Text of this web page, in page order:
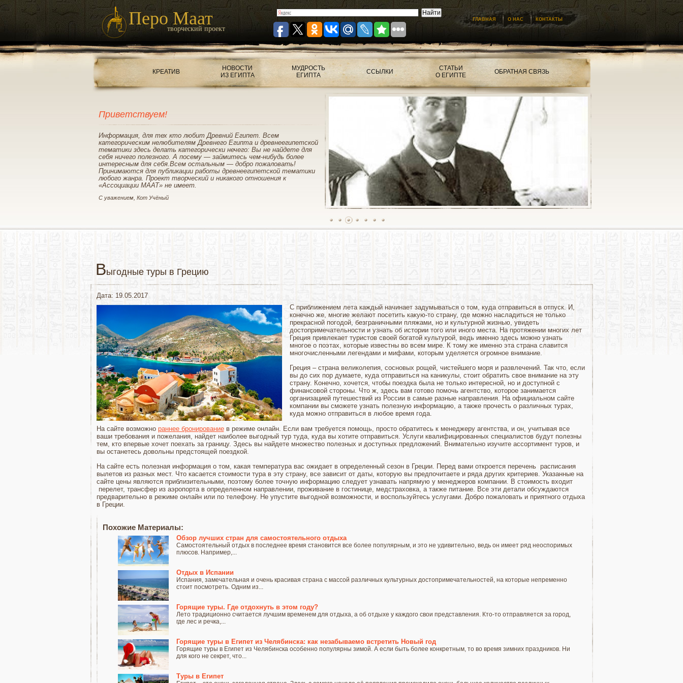
Перо Маат
творческий проект
ГЛАВНАЯ О НАС КОНТАКТЫ
КРЕАТИВ
НОВОСТИ
ИЗ ЕГИПТА
МУДРОСТЬ
ЕГИПТА
ССЫЛКИ
СТАТЬИ
О ЕГИПТЕ
ОБРАТНАЯ СВЯЗЬ
Приветствуем!
Информация, для тех кто любит Древний Египет. Всем
категорическим нелюбителям Древнего Египта и древнеегипетской
тематики здесь делать категорически нечего: Вы не найдете для
себя ничего полезного. А посему — займитесь чем-нибудь более
интересным для себя.Всем остальным — добро пожаловать!
Принимаются для публикации работы древнеегипетской тематики
любого жанра. Проект творческий и никакого отношения к
«Ассоциации МААТ» не имеет.
С уважением, Кот Учёный
1 2 3 4 5 6 7
Выгодные туры в Грецию
Дата: 19.05.2017
С приближением лета каждый начинает задумываться о том, куда отправиться в отпуск. И,
конечно же, многие желают посетить какую-то страну, где можно насладиться не только
прекрасной погодой, безграничными пляжами, но и культурной жизнью, увидеть
достопримечательности и узнать об истории того или иного места. На протяжении многих лет
Греция привлекает туристов своей богатой культурой, ведь именно здесь можно узнать
многое о поэтах, которые известны во всем мире. К тому же именно эта страна славится
многочисленными легендами и мифами, которым уделяется огромное внимание.
Греция – страна великолепия, сосновых рощей, чистейшего моря и развлечений. Так что, если
вы до сих пор думаете, куда отправиться на каникулы, стоит обратить свое внимание на эту
страну. Конечно, хочется, чтобы поездка была не только интересной, но и доступной с
финансовой стороны. Что ж, здесь вам готово помочь агентство, которое занимается
организацией путешествий из России в самые разные направления. На официальном сайте
компании вы сможете узнать полезную информацию, а также прочесть о различных турах,
куда можно отправиться в любое время года.
На сайте возможно раннее бронированиев режиме онлайн. Если вам требуется помощь, просто обратитесь к менеджеру агентства, и он, учитывая все
ваши требования и пожелания, найдет наиболее выгодный тур туда, куда вы хотите отправиться. Услуги квалифицированных специалистов будут полезны
тем, кто впервые хочет поехать за границу. Здесь вы найдете множество полезных и доступных предложений. Внимательно изучите ассортимент туров, и
вы останетесь довольны предстоящей поездкой.
На сайте есть полезная информация о том, какая температура вас ожидает в определенный сезон в Греции. Перед вами откроется перечень расписания
вылетов из разных мест. Что касается стоимости тура в эту страну, все зависит от даты, которую вы предпочитаете и ряда других критериев. Указанные на
сайте цены являются приблизительными, поэтому более точную информацию следует узнавать напрямую у менеджеров компании. В стоимость входит
перелет, трансфер из аэропорта в определенном направлении, проживание в гостинице, медстраховка, а также питание. Все эти детали обсуждаются
предварительно в режиме онлайн или по телефону. Не упустите выгодной возможности, и воспользуйтесь услугами. Добро пожаловать и приятного отдыха
в Греции.
Похожие Материалы:
Обзор лучших стран для самостоятельного отдыха
Самостоятельный отдых в последнее время становится все более популярным, и это не удивительно, ведь он имеет ряд неоспоримых
плюсов. Например,...
Отдых в Испании
Испания, замечательная и очень красивая страна с массой различных культурных достопримечательностей, на которые непременно
стоит посмотреть. Одним из...
Горящие туры. Где отдохнуть в этом году?
Лето традиционно считается лучшим временем для отдыха, а об отдыхе у каждого свои представления. Кто-то отправляется за город,
где лес и речка,...
Горящие туры в Египет из Челябинска: как незабываемо встретить Новый год
Горящие туры в Египет из Челябинска особенно популярны зимой. А если быть более конкретным, то во время зимних праздников. Ни
для кого не секрет, что...
Туры в Египет